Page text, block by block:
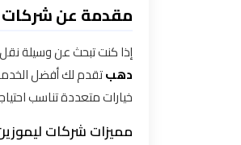
مقدمة عن شركات
إذا كنت تبحث عن وسيلة نقل
دهبتقدم لك أفضل
خيارات متعددة تناسب
مميزات شركات